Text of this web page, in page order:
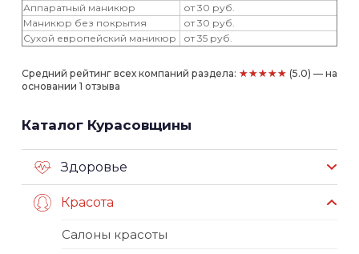
Аппаратный маникюр
от 30 руб.
Маникюр без покрытия
от 30 руб.
Сухой европейский маникюр
от 35 руб.
Средний рейтинг всех компаний раздела: ★★★★★ (5.0) — на
основании 1 отзыва
Каталог Курасовщины
Здоровье
Красота
Салоны красоты